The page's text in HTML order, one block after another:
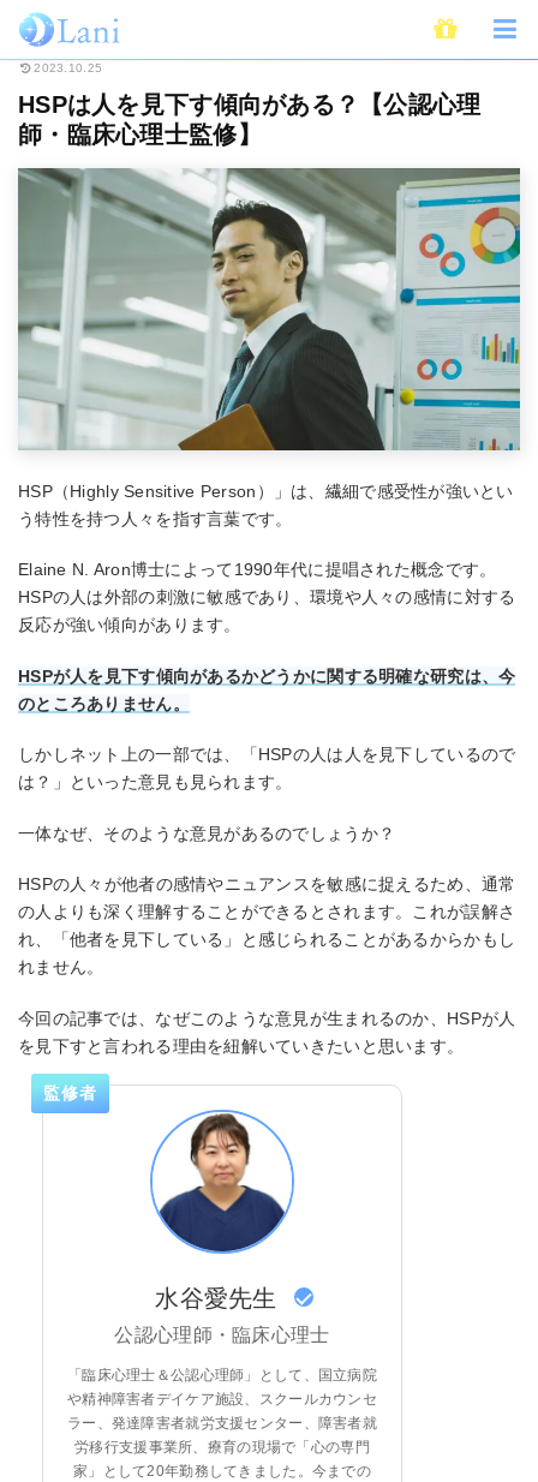
ホーム ライフスタイル HSPは人を見下す傾向がある？【公認心
2023.10.25
HSPは人を見下す傾向がある？【公認心理
師・臨床心理士監修】
HSP（Highly Sensitive Person）」は、繊細で感受性が強いとい
う特性を持つ人々を指す言葉です。
Elaine N. Aron博士によって1990年代に提唱された概念です。
HSPの人は外部の刺激に敏感であり、環境や人々の感情に対する
反応が強い傾向があります。
HSPが人を見下す傾向があるかどうかに関する明確な研究は、今
のところありません。
しかしネット上の一部では、「HSPの人は人を見下しているので
は？」といった意見も見られます。
一体なぜ、そのような意見があるのでしょうか？
HSPの人々が他者の感情やニュアンスを敏感に捉えるため、通常
の人よりも深く理解することができるとされます。これが誤解さ
れ、「他者を見下している」と感じられることがあるからかもし
れません。
今回の記事では、なぜこのような意見が生まれるのか、HSPが人
を見下すと言われる理由を紐解いていきたいと思います。
監修者
水谷愛先生
公認心理師・臨床心理士
「臨床心理士＆公認心理師」として、国立病院
や精神障害者デイケア施設、スクールカウンセ
ラー、発達障害者就労支援センター、障害者就
労移行支援事業所、療育の現場で「心の専門
家」として20年勤務してきました。今までの